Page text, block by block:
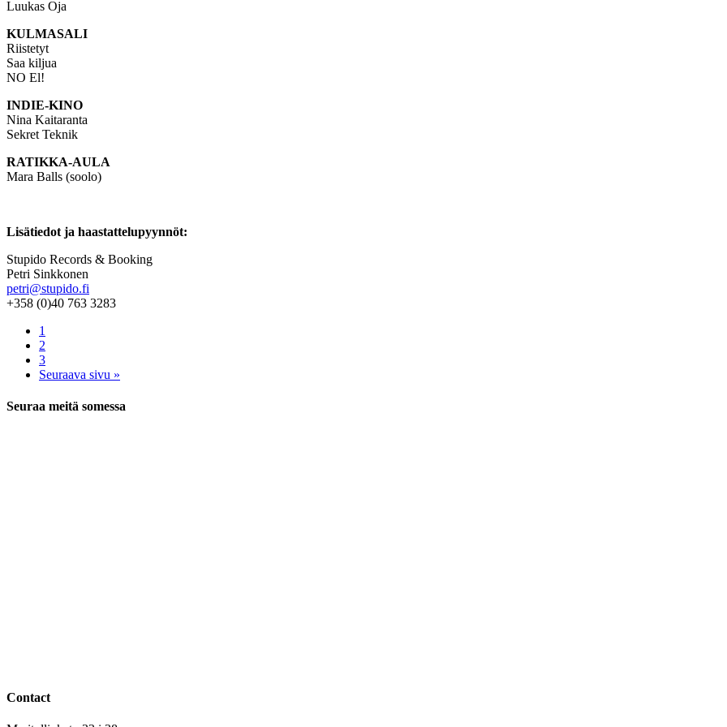
Luukas Oja
KULMASALI
Riistetyt
Saa kiljua
NO El!
INDIE-KINO
Nina Kaitaranta
Sekret Teknik
RATIKKA-AULA
Mara Balls (soolo)
Lisätiedot ja haastattelupyynnöt:
Stupido Records & Booking
Petri Sinkkonen
petri@stupido.fi
+358 (0)40 763 3283
1
2
3
Seuraava sivu »
Seuraa meitä somessa
Contact